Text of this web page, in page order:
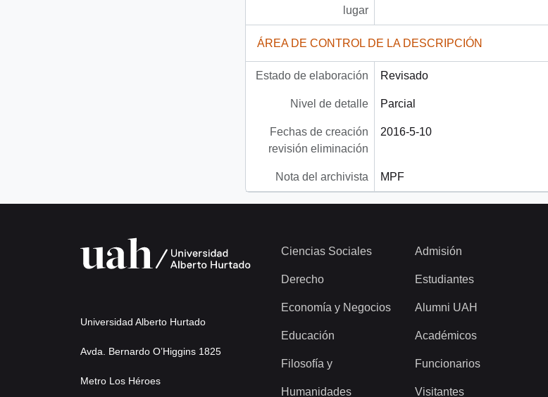
lugar
ÁREA DE CONTROL DE LA DESCRIPCIÓN
Estado de elaboración Revisado
Nivel de detalle Parcial
Fechas de creación
revisión eliminación
2016-5-10
Nota del archivista MPF
Universidad Alberto Hurtado
Avda. Bernardo O’Higgins 1825
Metro Los Héroes
Ciencias Sociales
Derecho
Economía y Negocios
Educación
Filosofía y
Humanidades
Admisión
Estudiantes
Alumni UAH
Académicos
Funcionarios
Visitantes